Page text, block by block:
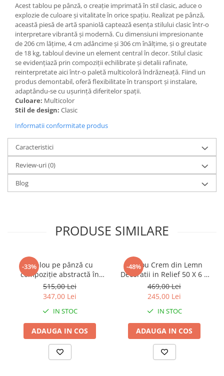
Acest tablou pe pânză, o creație imprimată în stil clasic, aduce o
explozie de culoare și vitalitate în orice spațiu. Realizat pe pânză,
această piesă de artă spaniolă captează esența stilului clasic într-o
interpretare vibrantă și modernă. Cu dimensiuni impresionante
de 206 cm lățime, 4 cm adâncime și 306 cm înălțime, și o greutate
de 18 kg, tabloul devine un element central în decor. Stilul clasic
se evidențiază prin compoziții echilibrate și detalii rafinate,
reinterpretate aici într-o paletă multicoloră îndrăzneață. Fiind un
produs demontabil, oferă flexibilitate în transport și instalare,
adaptându-se cu ușurință diferitelor spații.
Culoare: Multicolor
Stil de design: Clasic
Informatii conformitate produs
Caracteristici
Review-uri(0)
Blog
PRODUSE SIMILARE
-33%
Tablou pe pânză cu
compoziție abstractă în
nuanțe calde potrivit
pentru stil Boho chic Ethnic
60 x 2.7 x 80 cm
515,00 Lei
347,00 Lei
IN STOC
ADAUGA IN COS
-48%
Tablou Crem din Lemn
Decoratii in Relief 50 X 6 X
70 cm
469,00 Lei
245,00 Lei
IN STOC
ADAUGA IN COS